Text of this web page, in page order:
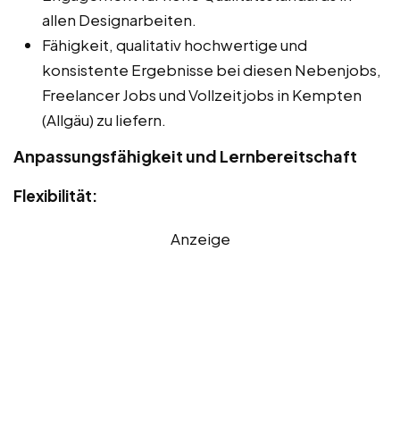
allen Designarbeiten.
Fähigkeit, qualitativ hochwertige und
konsistente Ergebnisse bei diesen Nebenjobs,
Freelancer Jobs und Vollzeitjobs in Kempten
(Allgäu) zu liefern.
Anpassungsfähigkeit und Lernbereitschaft
Flexibilität:
Anzeige